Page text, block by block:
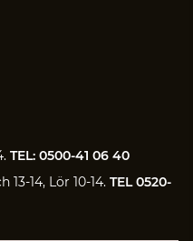
TEL: 0500-41 06 40
13-14, Lör 10-14. TEL 0520-